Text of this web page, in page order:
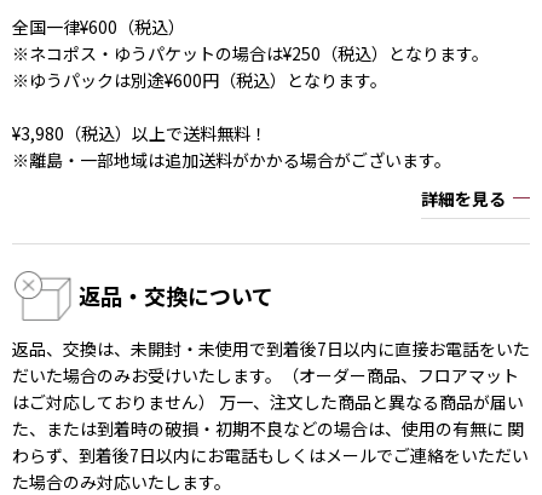
全国一律¥600（税込）
※ネコポス・ゆうパケットの場合は¥250（税込）となります。
※ゆうパックは別途¥600円（税込）となります。
¥3,980（税込）以上で送料無料！
※離島・一部地域は追加送料がかかる場合がございます。
詳細を見る
返品・交換について
返品、交換は、未開封・未使用で到着後7日以内に直接お電話をいた
だいた場合のみお受けいたします。（オーダー商品、フロアマット
はご対応しておりません） 万一、注文した商品と異なる商品が届い
た、または到着時の破損・初期不良などの場合は、使用の有無に 関
わらず、到着後7日以内にお電話もしくはメールでご連絡をいただい
た場合のみ対応いたします。